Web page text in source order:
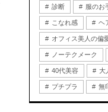
診断 服のお
こなれ感 ヘ
オフィス美人の偏
ノーテクメーク
40代美容 大
プチプラ 無